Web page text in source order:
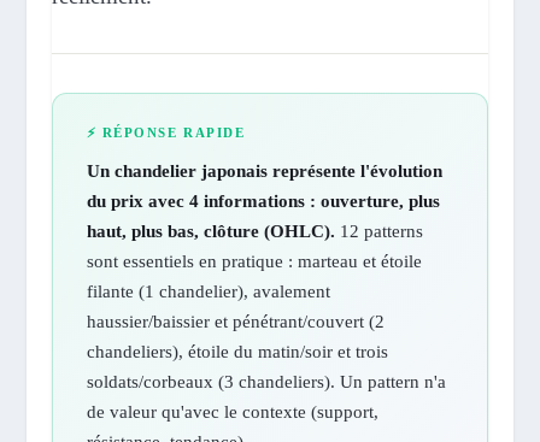
⚡ RÉPONSE RAPIDE
Un chandelier japonais représente l'évolution
du prix avec 4 informations : ouverture, plus
haut, plus bas, clôture (OHLC). 12 patterns
sont essentiels en pratique : marteau et étoile
filante (1 chandelier), avalement
haussier/baissier et pénétrant/couvert (2
chandeliers), étoile du matin/soir et trois
soldats/corbeaux (3 chandeliers). Un pattern n'a
de valeur qu'avec le contexte (support,